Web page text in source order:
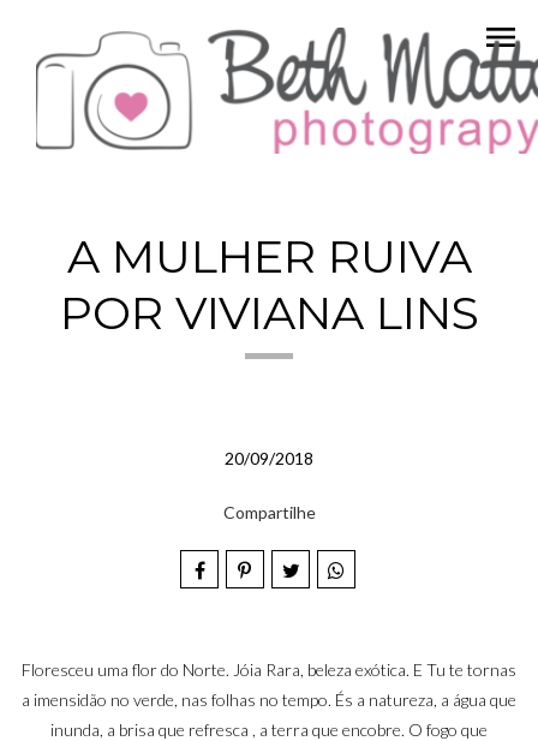
menu
A MULHER RUIVA
POR VIVIANA LINS
20/09/2018
Compartilhe
Floresceu uma flor do Norte. Jóia Rara, beleza exótica. E Tu te tornas
a imensidão no verde, nas folhas no tempo. És a natureza, a água que
inunda, a brisa que refresca , a terra que encobre. O fogo que